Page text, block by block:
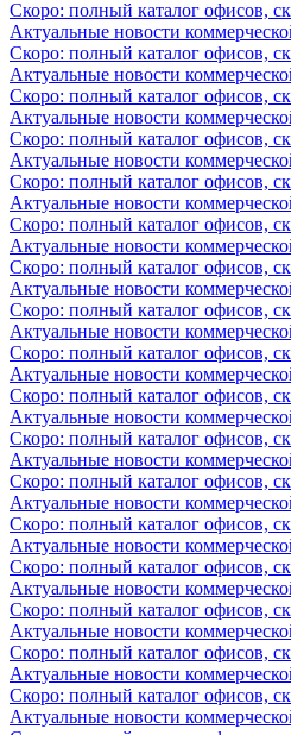
Скоро: полный каталог офисов,
Актуальные новости
Скоро: полный каталог офисов,
Актуальные новости
Скоро: полный каталог офисов,
Актуальные новости
Скоро: полный каталог офисов,
Актуальные новости
Скоро: полный каталог офисов,
Актуальные новости
Скоро: полный каталог офисов,
Актуальные новости
Скоро: полный каталог офисов,
Актуальные новости
Скоро: полный каталог офисов,
Актуальные новости
Скоро: полный каталог офисов,
Актуальные новости
Скоро: полный каталог офисов,
Актуальные новости
Скоро: полный каталог офисов,
Актуальные новости
Скоро: полный каталог офисов,
Актуальные новости
Скоро: полный каталог офисов,
Актуальные новости
Скоро: полный каталог офисов,
Актуальные новости
Скоро: полный каталог офисов,
Актуальные новости
Скоро: полный каталог офисов,
Актуальные новости
Скоро: полный каталог офисов,
Актуальные новости